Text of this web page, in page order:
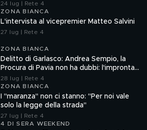
24 lug | Rete 4
ZONA BIANCA
L'intervista al vicepremier Matteo Salvini
27 lug | Rete 4
ZONA BIANCA
Delitto di Garlasco: Andrea Sempio, la
Procura di Pavia non ha dubbi: l'impronta
33 è la pistola fumante
28 lug | Rete 4
ZONA BIANCA
I "maranza" non ci stanno: "Per noi vale
solo la legge della strada"
27 lug | Rete 4
4 DI SERA WEEKEND